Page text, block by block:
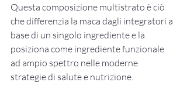
Questa composizione multistrato è ciò
che differenzia la maca dagli integratori a
base di un singolo ingrediente e la
posiziona come ingrediente funzionale
ad ampio spettro nelle moderne
strategie di salute e nutrizione.